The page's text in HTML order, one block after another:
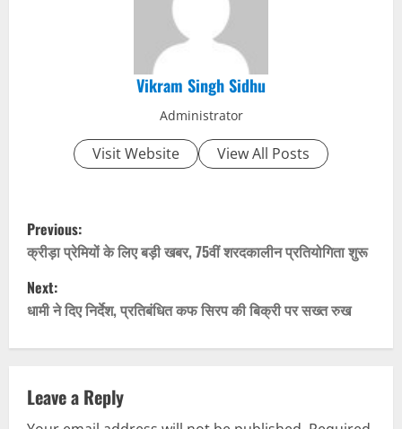
Vikram Singh Sidhu
Administrator
Visit Website View All Posts
P
o
s
a
Previous:
क्रीड़ा प्रेमियों के लिए बड़ी खबर, 75वीं शरदकालीन प्रतियोगिता शुरू
Next:
धामी ने दिए निर्देश, प्रतिबंधित कफ सिरप की बिक्री पर सख्त रुख
Leave a Reply